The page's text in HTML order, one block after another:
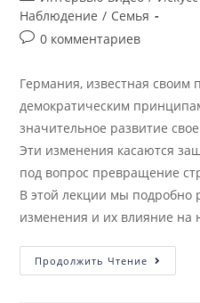
Наблюдение / Семья
0 комментариев
Германия, известная своим
демократическим
значительное развитие
Эти изменения касаются
под вопрос превращение
В этой лекции мы подробно
изменения и их влияние на
Продолжить Чтение